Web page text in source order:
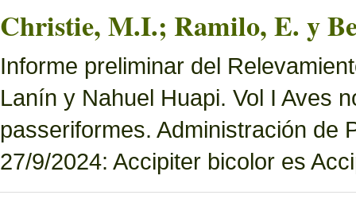
Christie, M.I.; Ramilo, E. y
Informe preliminar del
Lanín y Nahuel Huapi. Vol I Aves
passeriformes. Administración de
27/9/2024: Accipiter bicolor es